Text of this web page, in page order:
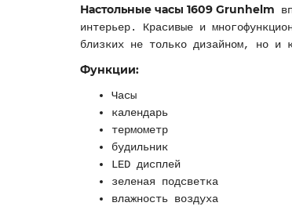
Настольные часы 1609 Grunhelm
интерьер. Красивые и
близких не только дизайном, но и
Функции:
Часы
календарь
термометр
будильник
LED дисплей
зеленая подсветка
влажность воздуха